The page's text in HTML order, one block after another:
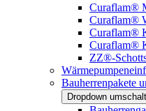
Curaflam®
Curaflam®
Curaflam®
Curaflam®
ZZ®-
Bauherrenpakete
Dropdown